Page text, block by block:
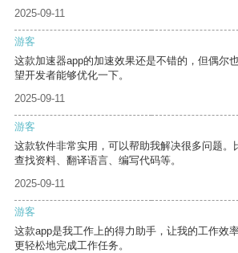
2025-09-11
游客
这款加速器app的加速效果还是不错的，但偶尔
望开发者能够优化一下。
2025-09-11
游客
这款软件非常实用，可以帮助我解决很多问题。
查找资料、翻译语言、编写代码等。
2025-09-11
游客
这款app是我工作上的得力助手，让我的工作效
更轻松地完成工作任务。